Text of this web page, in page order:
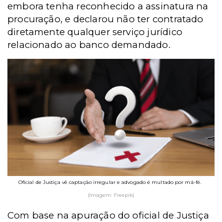
embora tenha reconhecido a assinatura na
procuração, e declarou não ter contratado
diretamente qualquer serviço jurídico
relacionado ao banco demandado.
Oficial de Justiça vê captação irregular e advogado é multado por má-fé.
(Imagem: Freepik)
Com base na apuração do oficial de Justiça